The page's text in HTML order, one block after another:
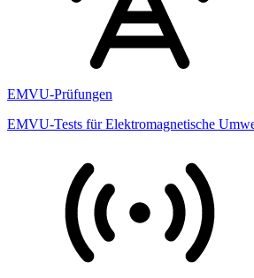
EMVU-Prüfungen
EMVU-Tests für Elektromagnetische